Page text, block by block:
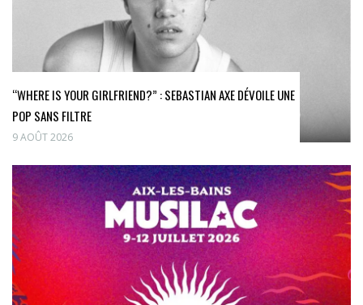
“WHERE IS YOUR GIRLFRIEND?” : SEBASTIAN AXE DÉVOILE UNE
POP SANS FILTRE
9 AOÛT 2026